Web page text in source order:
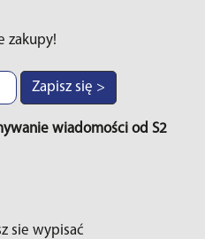
zakupy!
Zapisz się >
wiadomości od S2
sie wypisać